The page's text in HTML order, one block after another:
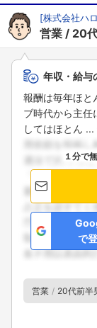
[株式会社ハ
営業 20
年収・給与
報酬は毎年ほと
ブ時代から主任
してはほとん ...
１分で
で
営業 20代前半